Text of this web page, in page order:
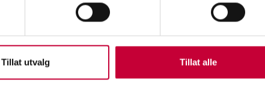
Tillat utvalg Tillat alle
av Beata Bartecka & Łukasz Rusznica. Foto: Tor S.
er åpen ut uken. Hva får publikum se i denne